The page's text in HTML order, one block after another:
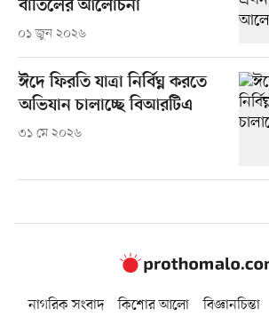
বাতিলের আলোচনা
০১ জুন ২০২৬
ঈদে ফিরতি যাত্রা নির্বিঘ্ন করতে
অভিযান চালাচ্ছে বিআরটিএ
৩১ মে ২০২৬
নাগরিক সংবাদ কিশোর আলো বিজ্ঞানচিন্তা